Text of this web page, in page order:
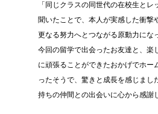
「同じクラスの同世代の在校生とレ
聞いたことで、本人が実感した衝撃
更なる努力へとつながる原動力にな
今回の留学で出会ったお友達と、楽
に頑張ることができたおかげでホー
ったそうで、驚きと成長を感じまし
持ちの仲間との出会いに心から感謝